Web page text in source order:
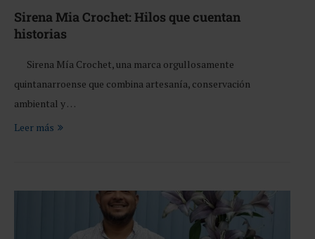
Sirena Mia Crochet: Hilos que cuentan
historias
Sirena Mía Crochet, una marca orgullosamente
quintanarroense que combina artesanía, conservación
ambiental y …
Leer más